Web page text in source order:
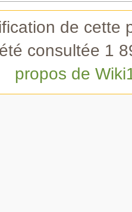
de cette
consultée 1
propos de